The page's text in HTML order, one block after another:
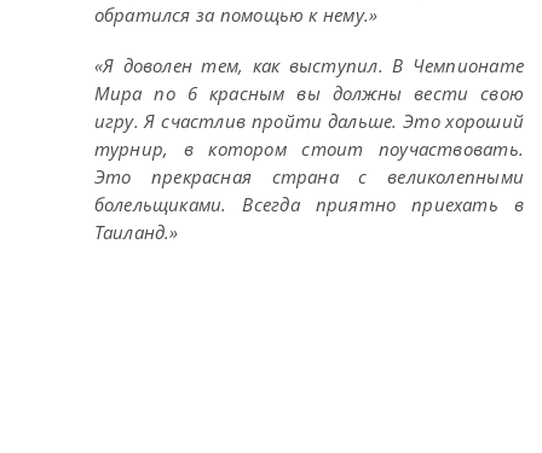
обратился за помощью к нему.»
«Я доволен тем, как выступил. В Чемпионате
Мира по 6 красным вы должны вести свою
игру. Я счастлив пройти дальше. Это хороший
турнир, в котором стоит поучаствовать.
Это прекрасная страна с великолепными
болельщиками. Всегда приятно приехать в
Таиланд.»